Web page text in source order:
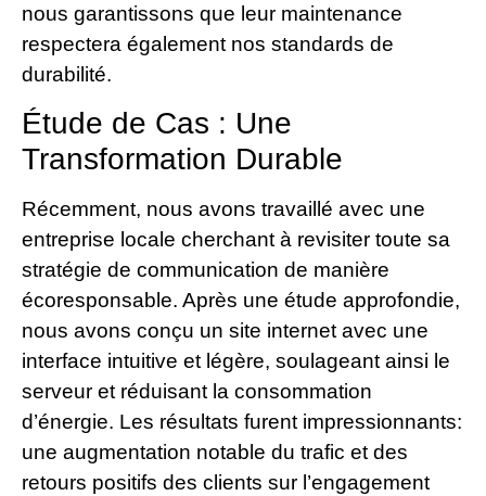
nous garantissons que leur maintenance
respectera également nos standards de
durabilité.
Étude de Cas : Une
Transformation Durable
Récemment, nous avons travaillé avec une
entreprise locale cherchant à revisiter toute sa
stratégie de communication de manière
écoresponsable. Après une étude approfondie,
nous avons conçu un site internet avec une
interface intuitive et légère, soulageant ainsi le
serveur et réduisant la consommation
d’énergie. Les résultats furent impressionnants:
une augmentation notable du trafic et des
retours positifs des clients sur l’engagement